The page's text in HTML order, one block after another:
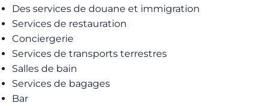
Des services de douane et immigration
Services de restauration
Conciergerie
Services de transports terrestres
Salles de bain
Services de bagages
Bar